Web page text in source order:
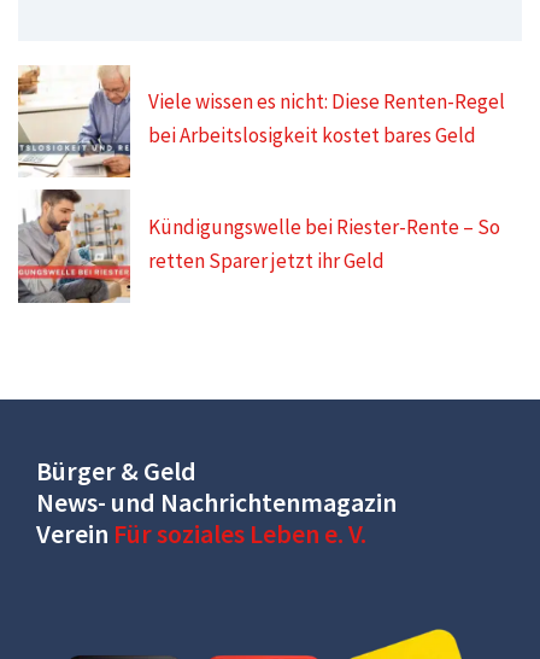
Viele wissen es nicht: Diese Renten-Regel
bei Arbeitslosigkeit kostet bares Geld
Kündigungswelle bei Riester-Rente – So
retten Sparer jetzt ihr Geld
Bürger & Geld
News- und Nachrichtenmagazin
Verein Für soziales Leben e. V.